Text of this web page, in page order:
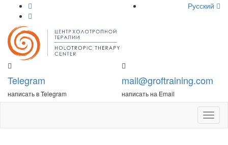
Русский
Telegram
написать в Telegram
mail@groftraining.com
написать на Email
меню